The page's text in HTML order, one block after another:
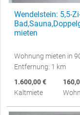
Wendelstein: 5,5-
mieten
Wohnung mieten in
Entfernung: 1 km
1.600,00 €
Kaltmiete